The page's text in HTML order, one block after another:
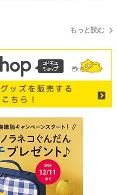
もっと読む